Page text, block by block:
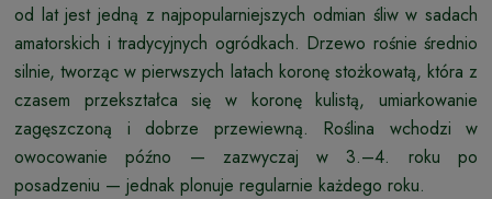
od lat jest jedną z najpopularniejszych odmian śliw w sadach
amatorskich i tradycyjnych ogródkach. Drzewo rośnie średnio
silnie, tworząc w pierwszych latach koronę stożkowatą, która z
czasem przekształca się w koronę kulistą, umiarkowanie
zagęszczoną i dobrze przewiewną. Roślina wchodzi w
owocowanie późno — zazwyczaj w 3.–4. roku po
posadzeniu — jednak plonuje regularnie każdego roku.